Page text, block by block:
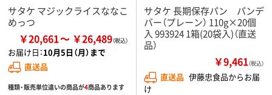
サタケ マジックライスななこ
めっつ
￥20,661 ￥26,489
お届け日：10月5日（月）まで
直送品
種類・販売単位違いの商品が4商品あります
サタケ 長期保存パン パンデ
バー（プレーン） 110g×20個
入 993924 1箱(20袋入)（直送
品）
￥9,461（税込）
直送品 伊藤忠食品からお届
け